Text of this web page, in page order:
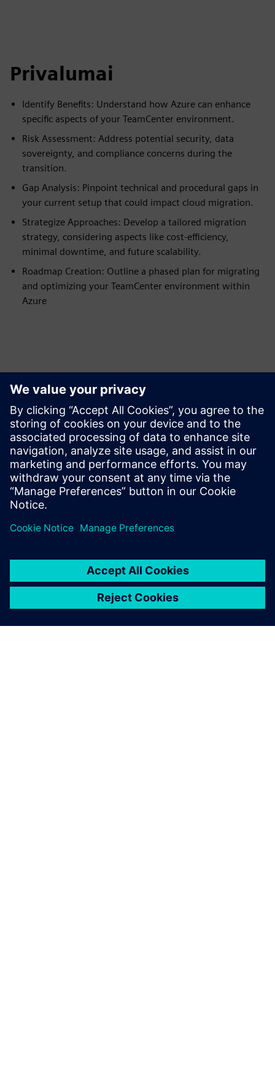
Privalumai
Identify Benefits: Understand how Azure can enhance
specific aspects of your TeamCenter environment.
Risk Assessment: Address potential security, data
sovereignty, and compliance concerns during the
transition.
Gap Analysis: Pinpoint technical and procedural gaps in
your current setup that could impact cloud migration.
Strategize Approaches: Develop a tailored migration
strategy, considering aspects like cost-efficiency,
minimal downtime, and future scalability.
Roadmap Creation: Outline a phased plan for migrating
and optimizing your TeamCenter environment within
Azure
Peržiūrėkite Išteklius ir
Susijusius Produktus
Išankstinės sąlygos
none